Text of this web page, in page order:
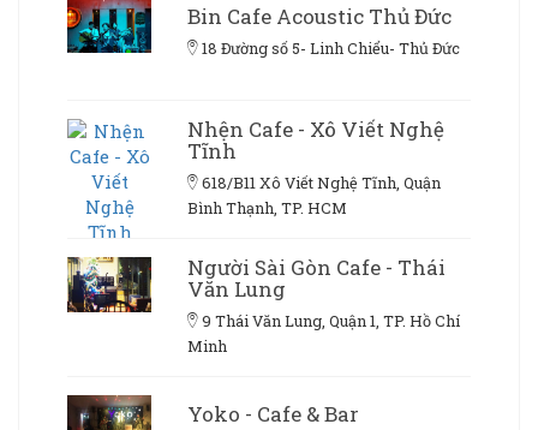
Bin Cafe Acoustic Thủ Đức
18 Đường số 5- Linh Chiểu- Thủ Đức
Nhện Cafe - Xô Viết Nghệ
Tĩnh
618/B11 Xô Viết Nghệ Tĩnh, Quận
Bình Thạnh, TP. HCM
Người Sài Gòn Cafe - Thái
Văn Lung
9 Thái Văn Lung, Quận 1, TP. Hồ Chí
Minh
Yoko - Cafe & Bar